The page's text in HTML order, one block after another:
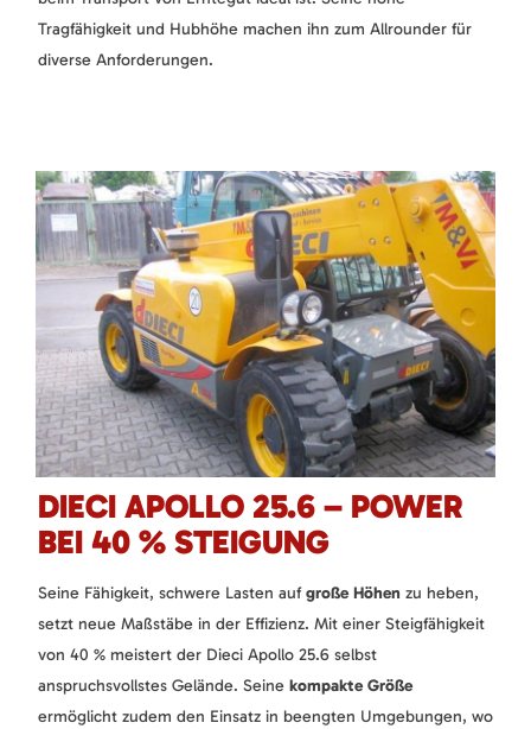
Tragfähigkeit und Hubhöhe machen ihn zum Allrounder für
diverse Anforderungen.
DIECI APOLLO 25.6 – POWER
BEI 40 % STEIGUNG
Seine Fähigkeit, schwere Lasten aufgroße Höhen zu heben,
setzt neue Maßstäbe in der Effizienz. Mit einer Steigfähigkeit
von 40 % meistert der Dieci Apollo 25.6 selbst
anspruchsvollstes Gelände. Seine kompakte Größe
ermöglicht zudem den Einsatz in beengten Umgebungen, wo